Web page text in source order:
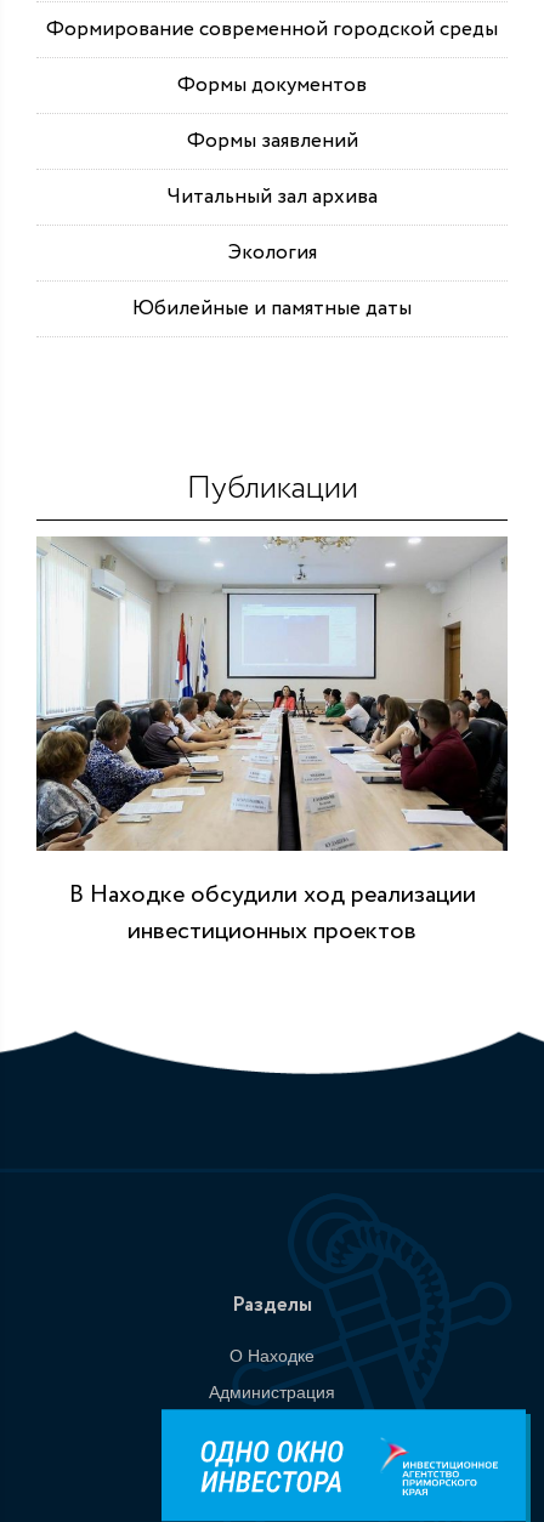
Формирование современной городской среды
Формы документов
Формы заявлений
Читальный зал архива
Экология
Юбилейные и памятные даты
Публикации
В Находке обсудили ход реализации
инвестиционных проектов
Разделы
О Находке
Администрация
Документы